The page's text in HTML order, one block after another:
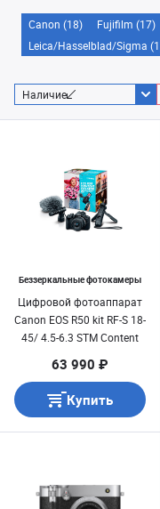
Canon (18)
Fujifilm (17)
Leica/Hasselblad/Sigma
Наличие
Беззеркальные фотокамеры
Цифровой фотоаппарат
Canon EOS R50 kit RF-S 18-
45/ 4.5-6.3 STM Content
63 990 ₽
Купить